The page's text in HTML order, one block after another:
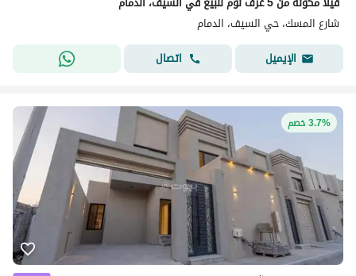
شارع المسك، حي السيف، الدمام
الإيميل
اتصال
3.7% خصم